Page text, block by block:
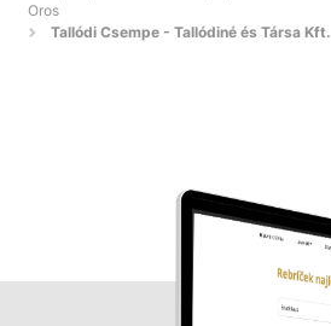
Oros
Tallódi Csempe - Tallódiné és Társa Kft.